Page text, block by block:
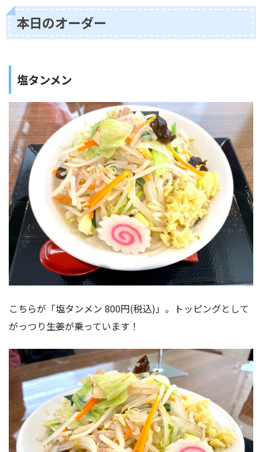
本日のオーダー
塩タンメン
こちらが「塩タンメン 800円(税込)」。トッピングとして
がっつり生姜が乗っています！